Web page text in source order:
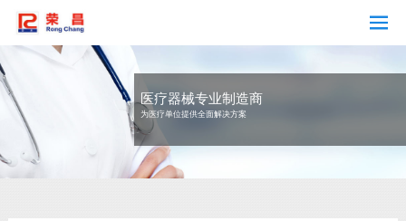
医疗器械专业制造商
为医疗单位提供全面解决方案